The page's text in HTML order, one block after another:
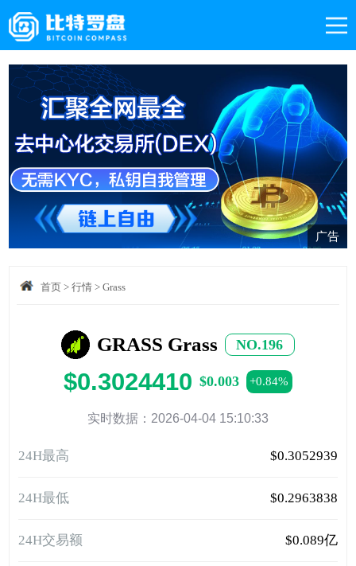
广告
首页> 行情> Grass
GRASS Grass NO.196
$0.3024410 $0.003 +0.84%
实时数据：2026-04-04 15:10:33
24H最高 $0.3052939
24H最低 $0.2963838
24H交易额 $0.089亿